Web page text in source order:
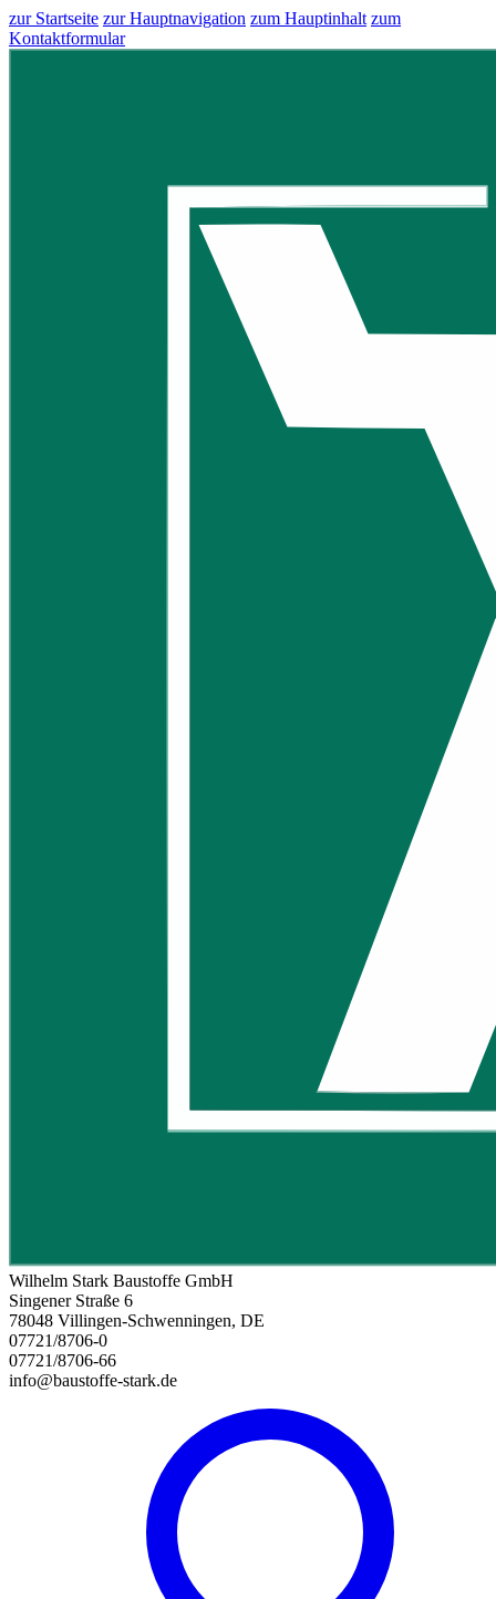
zur Startseite zur Hauptnavigation zum Hauptinhalt zum
Kontaktformular
Wilhelm Stark Baustoffe GmbH
Singener Straße 6
78048 Villingen-Schwenningen, DE
07721/8706-0
07721/8706-66
info@baustoffe-stark.de